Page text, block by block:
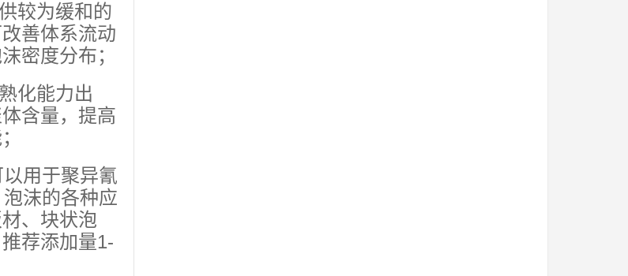
较为缓和的
改善体系流动
密度分布；
化能力出
含量，提高
用于聚异氰
沫的各种应
、块状泡
荐添加量1-